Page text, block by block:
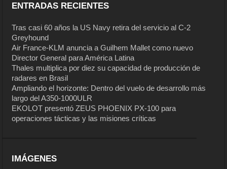
ENTRADAS RECIENTES
Tras casi 60 años la US Navy retira del servicio al C-2
Greyhound
Air France-KLM anuncia a Guilhem Mallet como nuevo
Director General para América Latina
Thales multiplica por diez su capacidad de producción de
radares en Brasil
Ampliando el horizonte: Dentro del vuelo de desarrollo más
largo del A350-1000ULR
EKOLOT presentó ZEUS PHOENIX PX-100 para
operaciones tácticas y las misiones críticas
IMÁGENES